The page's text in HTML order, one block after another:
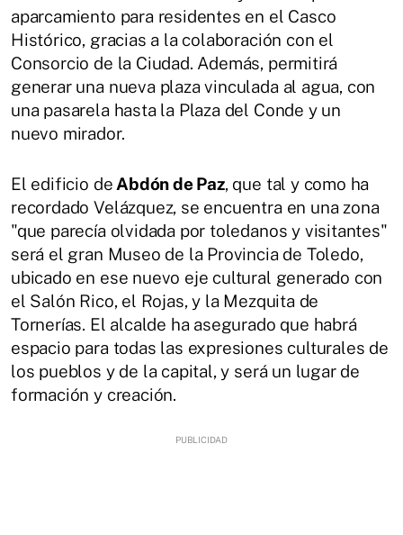
aparcamiento para residentes en el Casco
Histórico, gracias a la colaboración con el
Consorcio de la Ciudad. Además, permitirá
generar una nueva plaza vinculada al agua, con
una pasarela hasta la Plaza del Conde y un
nuevo mirador.
El edificio de Abdón de Paz, que tal y como ha
recordado Velázquez, se encuentra en una zona
"que parecía olvidada por toledanos y visitantes"
será el gran Museo de la Provincia de Toledo,
ubicado en ese nuevo eje cultural generado con
el Salón Rico, el Rojas, y la Mezquita de
Tornerías. El alcalde ha asegurado que habrá
espacio para todas las expresiones culturales de
los pueblos y de la capital, y será un lugar de
formación y creación.